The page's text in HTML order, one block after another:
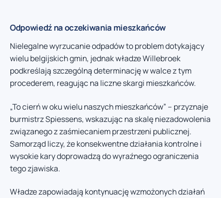
Odpowiedź na oczekiwania mieszkańców
Nielegalne wyrzucanie odpadów to problem dotykający
wielu belgijskich gmin, jednak władze Willebroek
podkreślają szczególną determinację w walce z tym
procederem, reagując na liczne skargi mieszkańców.
„To cierń w oku wielu naszych mieszkańców” – przyznaje
burmistrz Spiessens, wskazując na skalę niezadowolenia
związanego z zaśmiecaniem przestrzeni publicznej.
Samorząd liczy, że konsekwentne działania kontrolne i
wysokie kary doprowadzą do wyraźnego ograniczenia
tego zjawiska.
Władze zapowiadają kontynuację wzmożonych działań